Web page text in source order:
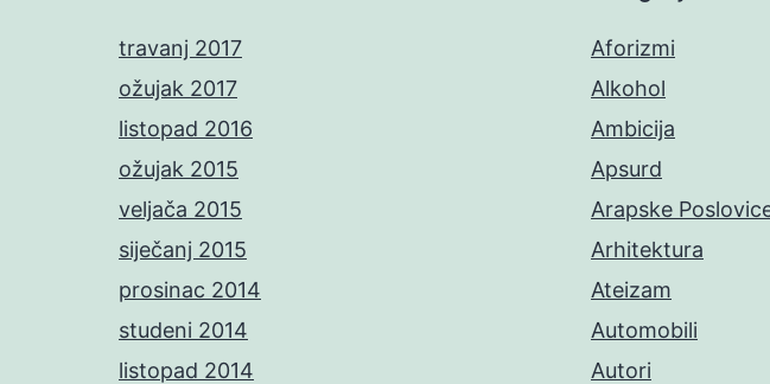
travanj 2017
ožujak 2017
listopad 2016
ožujak 2015
veljača 2015
siječanj 2015
prosinac 2014
studeni 2014
listopad 2014
Aforizmi
Alkohol
Ambicija
Apsurd
Arapske
Arhitektura
Ateizam
Automobili
Autori